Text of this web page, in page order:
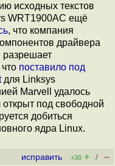
исходных текстов
WRT1900AC ещё
, что компания
драйвера
разрешает
поставило под
для Linksys
Marvell удалось
под свободной
добиться
ядра Linux.
исправить +30 + / –